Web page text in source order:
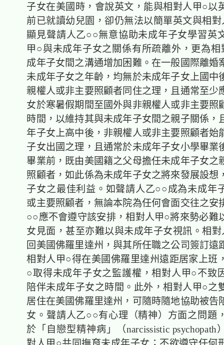
子女在美國時，會說英文，能與相對人甲○以
前已就讀幼兒園，卻仍無法以簡單英文與相
顯見聲請人乙○○無意協助未成年子女學習英
甲○與未成年子女之關係有所疏離外，更為
成年子女間之溝通增加困難。在一般國際離婚
未成年子女之年齡，均無於未成年子女上國中
親權人或非主要照顧者同住之理，且通常至少
女於寒暑假期間至國外與非親權人或非主要照
時間，以維持其與未成年子女間之親子關係，
年子女上高中後，非親權人或非主要照顧者始
子女出國之理，且通常於未成年子女小學畢業
畢業前，既由美國籍之父母擔任未成年子女之
照顧者，如此係為未成年子女之將來發展設想
子女之最佳利益。如聲請人乙○○成為未成年
或主要照顧者，無論本院為任何會面交往之安
○○應不會遵守該安排，相對人甲○將來勢必難
女見面，甚至亦難以與未成年子女視訊。相
回美國佛羅里達州，與其所任職之公司簽訂遠
相對人甲○得在美國佛羅里達州遠距居家上班
○取得未成年子女之監護權，相對人甲○不致
陪伴未成年子女之時間。此外，相對人甲○之
居住在美國佛羅里達州，可隨時隨地協助被告
女。聲請人乙○○有心理（精神）方面之問題
於「自戀型精神病」（narcissistic psychopath